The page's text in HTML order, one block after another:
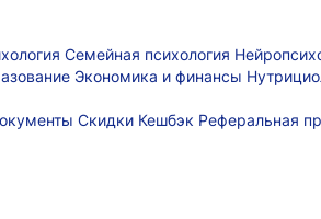
Семейная психология
Экономика и финансы
Скидки Кешбэк Реферальная